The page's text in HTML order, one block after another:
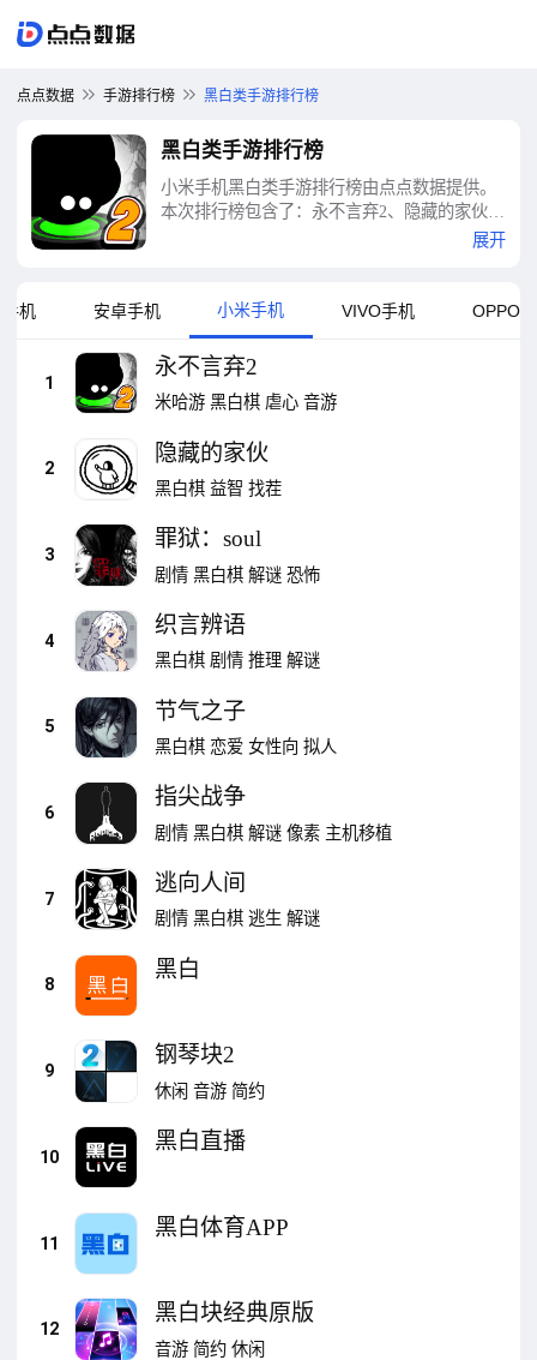
点点数据 手游排行榜 黑白类手游排行榜
黑白类手游排行榜
小米手机黑白类手游排行榜由点点数据提供。
本次排行榜包含了：永不言弃2、隐藏的家伙、
展开
机 安卓手机 小米手机 VIVO手机 OPPO
1
永不言弃2
米哈游 黑白棋 虐心 音游
2
隐藏的家伙
黑白棋 益智 找茬
3
罪狱：soul
剧情 黑白棋 解谜 恐怖
4
织言辨语
黑白棋 剧情 推理 解谜
5
节气之子
黑白棋 恋爱 女性向 拟人
6
指尖战争
剧情 黑白棋 解谜 像素 主机移植
7
逃向人间
剧情 黑白棋 逃生 解谜
8
黑白
9
钢琴块2
休闲 音游 简约
10
黑白直播
11
黑白体育APP
12
黑白块经典原版
音游 简约 休闲